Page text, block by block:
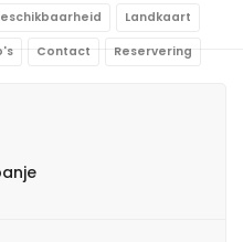
Landkaart
Contact Reservering